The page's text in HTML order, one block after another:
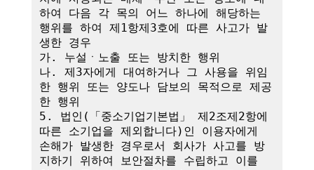
하여 다음 각 목의 어느 하나에 해당하는
행위를 하여 제1항제3호에 따른 사고가 발
생한 경우
가. 누설ㆍ노출 또는 방치한 행위
나. 제3자에게 대여하거나 그 사용을 위임
한 행위 또는 양도나 담보의 목적으로 제공
한 행위
5. 법인(「중소기업기본법」 제2조제2항에
따른 소기업을 제외합니다)인 이용자에게
손해가 발생한 경우로서 회사가 사고를 방
지하기 위하여 보안절차를 수립하고 이를